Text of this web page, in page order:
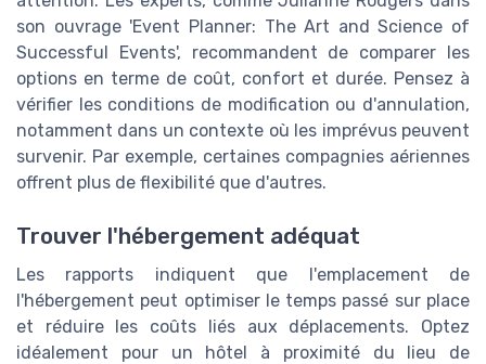
son ouvrage 'Event Planner: The Art and Science of
Successful Events', recommandent de comparer les
options en terme de coût, confort et durée. Pensez à
vérifier les conditions de modification ou d'annulation,
notamment dans un contexte où les imprévus peuvent
survenir. Par exemple, certaines compagnies aériennes
offrent plus de flexibilité que d'autres.
Trouver l'hébergement adéquat
Les rapports indiquent que l'emplacement de
l'hébergement peut optimiser le temps passé sur place
et réduire les coûts liés aux déplacements. Optez
idéalement pour un hôtel à proximité du lieu de